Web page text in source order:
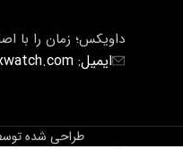
داویکس؛ زمان را با
ایمیل: info@dovixwatch.com
طراحی شده